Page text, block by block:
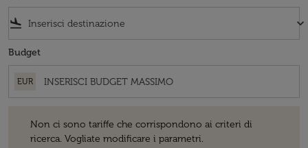
flight_land keyboard_arrow_down
Budget
EUR
Non ci sono tariffe che corrispondono ai criteri di
ricerca. Vogliate modificare i parametri.